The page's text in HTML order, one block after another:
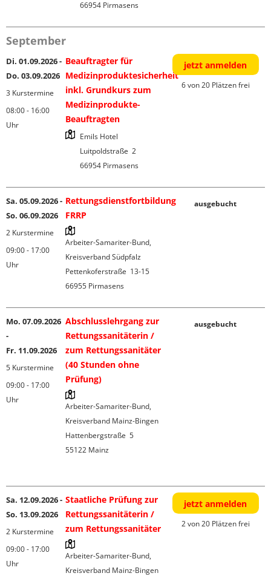
September
Di. 01.09.2026 -
Do. 03.09.2026
3 Kurstermine
08:00 - 16:00
Uhr
Beauftragter für
Medizinproduktesicherheit
inkl. Grundkurs zum
Medizinprodukte-
Beauftragten
Emils Hotel
Luitpoldstraße  2
jetzt anmelden
6 von 20 Plätzen frei
Sa. 05.09.2026 -
So. 06.09.2026
2 Kurstermine
09:00 - 17:00
Uhr
Rettungsdienstfortbildung
FRRP
Arbeiter-Samariter-Bund,
Kreisverband Südpfalz
Pettenkoferstraße  13-15
ausgebucht
Mo. 07.09.2026
-
Fr. 11.09.2026
5 Kurstermine
09:00 - 17:00
Uhr
Abschlusslehrgang zur
Rettungssanitäterin /
zum Rettungssanitäter
(40 Stunden ohne
Prüfung)
Arbeiter-Samariter-Bund,
Kreisverband Mainz-Bingen
Hattenbergstraße  5
55122 Mainz
ausgebucht
Sa. 12.09.2026 -
So. 13.09.2026
2 Kurstermine
09:00 - 17:00
Uhr
Staatliche Prüfung zur
Rettungssanitäterin /
zum Rettungssanitäter
Arbeiter-Samariter-Bund,
Kreisverband Mainz-Bingen
jetzt anmelden
2 von 20 Plätzen frei